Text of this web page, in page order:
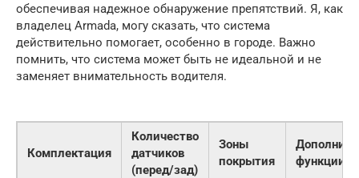
обеспечивая надежное обнаружение препятствий. Я, как
владелец Armada, могу сказать, что система
действительно помогает, особенно в городе. Важно
помнить, что система может быть не идеальной и не
заменяет внимательность водителя.
Комплектация
Количество
датчиков
(перед/зад)
Зоны
покрытия
функции